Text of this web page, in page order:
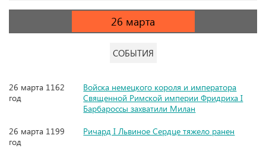
СОБЫТИЯ
26 марта 1162
год
Войска немецкого короля и императора
Священной Римской империи Фридриха I
Барбароссы захватили Милан
26 марта 1199
год
Ричард I Львиное Сердце тяжело ранен